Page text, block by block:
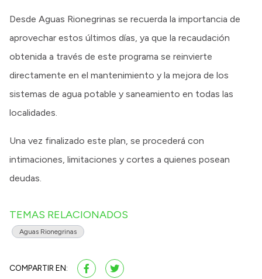
Desde Aguas Rionegrinas se recuerda la importancia de
aprovechar estos últimos días, ya que la recaudación
obtenida a través de este programa se reinvierte
directamente en el mantenimiento y la mejora de los
sistemas de agua potable y saneamiento en todas las
localidades.
Una vez finalizado este plan, se procederá con
intimaciones, limitaciones y cortes a quienes posean
deudas.
TEMAS RELACIONADOS
Aguas Rionegrinas
COMPARTIR EN: